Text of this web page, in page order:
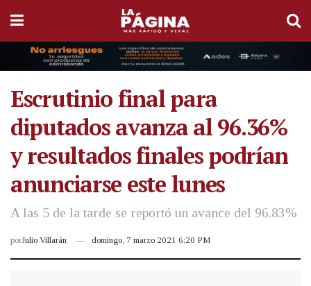
Escrutinio final para
diputados avanza al 96.36%
y resultados finales podrían
anunciarse este lunes
A las 5 de la tarde se reportó un avance del 96.83%
porJulio Villarán domingo, 7 marzo 2021 6:20 PM